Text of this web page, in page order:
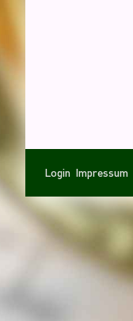
Navigation
überspringen
Login Impressum